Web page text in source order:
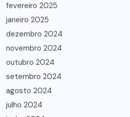
fevereiro 2025
janeiro 2025
dezembro 2024
novembro 2024
outubro 2024
setembro 2024
agosto 2024
julho 2024